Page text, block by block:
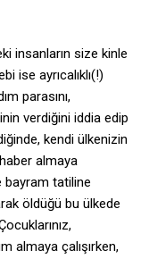
insanların size kinle
ise ayrıcalıklı(!)
parasını,
verdiğini iddia edip
kendi ülkenizin
almaya
bayram tatiline
öldüğü bu ülkede
almaya çalışırken,